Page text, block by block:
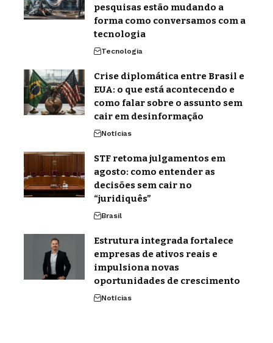
pesquisas estão mudando a
forma como conversamos com a
tecnologia
Tecnologia
Crise diplomática entre Brasil e
EUA: o que está acontecendo e
como falar sobre o assunto sem
cair em desinformação
Notícias
STF retoma julgamentos em
agosto: como entender as
decisões sem cair no
“juridiquês”
Brasil
Estrutura integrada fortalece
empresas de ativos reais e
impulsiona novas
oportunidades de crescimento
Notícias